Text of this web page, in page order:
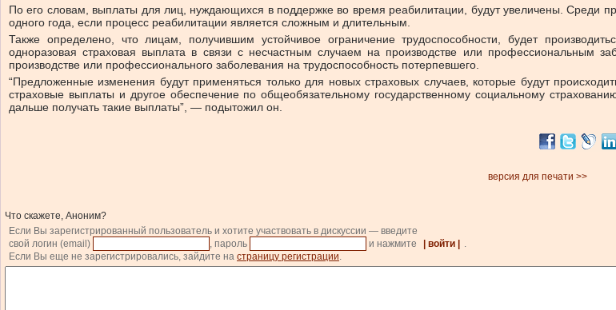
По его словам, выплаты для лиц, нуждающихся в поддержке во время реабилитации, будут увеличены. Среди
одного года, если процесс реабилитации является сложным и длительным.
Также определено, что лицам, получившим устойчивое ограничение трудоспособности, будет
одноразовая страховая выплата в связи с несчастным случаем на производстве или профессиональным
производстве или профессионального заболевания на трудоспособность потерпевшего.
“Предложенные изменения будут применяться только для новых страховых случаев, которые будут
страховые выплаты и другое обеспечение по общеобязательному государственному социальному
дальше получать такие выплаты”, — подытожил он.
версия для печати >>
Что скажете, Аноним?
Если Вы зарегистрированный пользователь и хотите участвовать в дискуссии — введите
свой логин (email)
, пароль и нажмите | войти |
.
Если Вы еще не зарегистрировались, зайдите на страницу регистрации.